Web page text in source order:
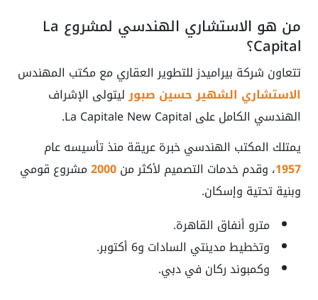
من هو الاستشاري الهندسي لمشروع La
Capital؟
تتعاون شركة بيراميدز للتطوير العقاري مع مكتب المهندس
الاستشاري الشهير حسين صبورليتولى الإشراف
الهندسي الكامل على La Capitale New Capital.
يمتلك المكتب الهندسي خبرة عريقة منذ تأسيسه عام
1957، وقدم خدمات التصميم لأكثر من2000مشروع قومي
وبنية تحتية وإسكان.
مترو أنفاق القاهرة.
وتخطيط مدينتي السادات و6 أكتوبر.
وكمبوند ركان في دبي.